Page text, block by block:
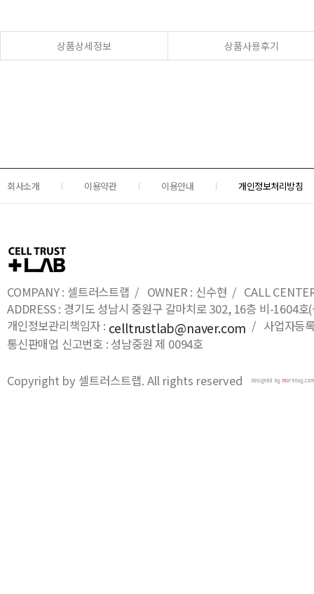
상품상세정보 상품사용후기
회사소개 이용약관 이용안내 개인정보처리방침
COMPANY : 셀트러스트랩 / OWNER : 신수현 / CALL
ADDRESS : 경기도 성남시 중원구 갈마치로 302, 16층 비-1604
개인정보관리책임자 : celltrustlab@naver.com / 사업자등
통신판매업 신고번호 : 성남중원 제 0094호
Copyright by 셀트러스트랩. All rights reserved